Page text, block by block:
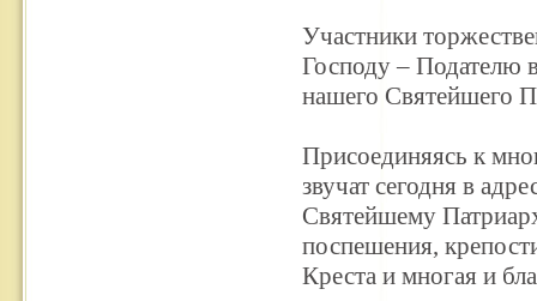
Участники
Господу – Подателю
нашего Святейшего
Присоединяясь к
звучат сегодня в
Святейшему
поспешения,
Креста и многая и